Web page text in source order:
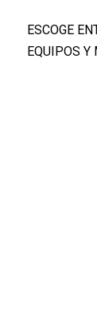
ESCOGE
EQUIPOS Y